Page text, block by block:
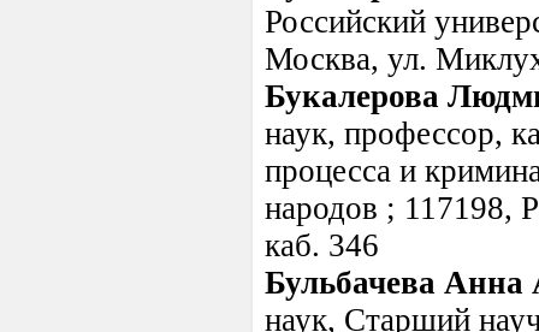
Российский
Москва, ул.
Букалерова
наук, профессор,
процесса и
народов ; 117198,
каб. 346
Бульбачева Анна
наук, Старший